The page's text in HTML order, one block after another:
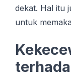
dekat. Hal itu
untuk